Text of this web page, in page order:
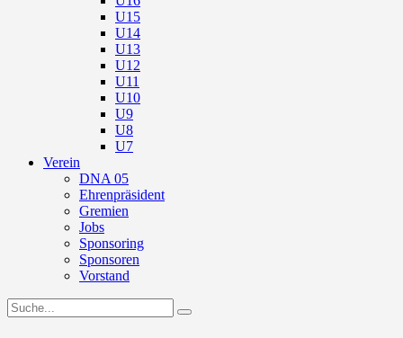
U15
U14
U13
U12
U11
U10
U9
U8
U7
Verein
DNA 05
Ehrenpräsident
Gremien
Jobs
Sponsoring
Sponsoren
Vorstand